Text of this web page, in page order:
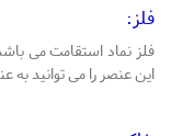
فلز:
فلز نماد استقامت می
این عنصر را می توانید به